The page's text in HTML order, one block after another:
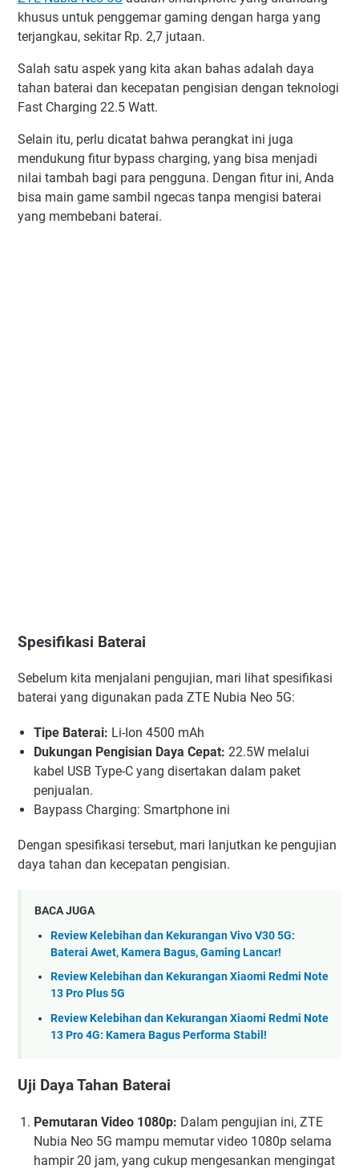
khusus untuk penggemar gaming dengan harga yang
terjangkau, sekitar Rp. 2,7 jutaan.
Salah satu aspek yang kita akan bahas adalah daya
tahan baterai dan kecepatan pengisian dengan teknologi
Fast Charging 22.5 Watt.
Selain itu, perlu dicatat bahwa perangkat ini juga
mendukung fitur bypass charging, yang bisa menjadi
nilai tambah bagi para pengguna. Dengan fitur ini, Anda
bisa main game sambil ngecas tanpa mengisi baterai
yang membebani baterai.
Spesifikasi Baterai
Sebelum kita menjalani pengujian, mari lihat spesifikasi
baterai yang digunakan pada ZTE Nubia Neo 5G:
Tipe Baterai: Li-Ion 4500 mAh
Dukungan Pengisian Daya Cepat: 22.5W melalui
kabel USB Type-C yang disertakan dalam paket
penjualan.
Baypass Charging: Smartphone ini
Dengan spesifikasi tersebut, mari lanjutkan ke pengujian
daya tahan dan kecepatan pengisian.
BACA JUGA
Review Kelebihan dan Kekurangan Vivo V30 5G:
Baterai Awet, Kamera Bagus, Gaming Lancar!
Review Kelebihan dan Kekurangan Xiaomi Redmi Note
13 Pro Plus 5G
Review Kelebihan dan Kekurangan Xiaomi Redmi Note
13 Pro 4G: Kamera Bagus Performa Stabil!
Uji Daya Tahan Baterai
Pemutaran Video 1080p: Dalam pengujian ini, ZTE
Nubia Neo 5G mampu memutar video 1080p selama
hampir 20 jam, yang cukup mengesankan mengingat